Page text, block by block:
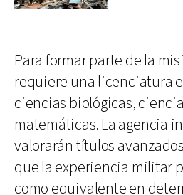
Para formar parte de la
requiere una licenciatura
ciencias biológicas,
matemáticas. La agencia
valorarán títulos
que la experiencia militar
como equivalente en